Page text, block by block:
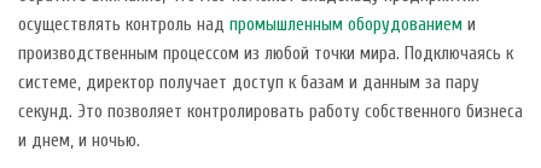
осуществлять контроль над промышленным оборудованием и
производственным процессом из любой точки мира. Подключаясь к
системе, директор получает доступ к базам и данным за пару
секунд. Это позволяет контролировать работу собственного бизнеса
и днем, и ночью.